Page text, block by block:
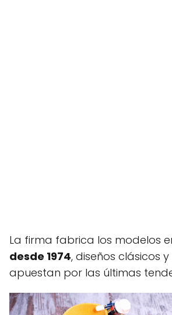
La firma fabrica los modelos
desde 1974, diseños clásicos
apuestan por las últimas